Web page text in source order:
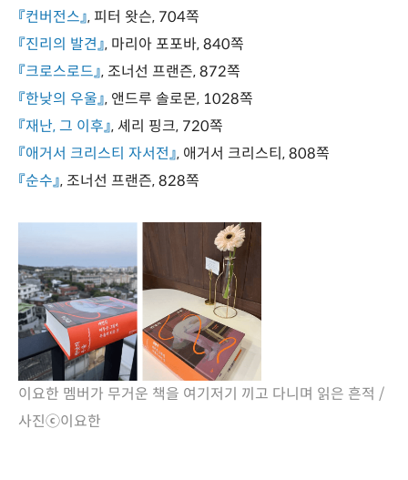
『컨버전스』, 피터 왓슨, 704쪽
『진리의 발견』, 마리아 포포바, 840쪽
『크로스로드』, 조너선 프랜즌, 872쪽
『한낮의 우울』, 앤드루 솔로몬, 1028쪽
『재난, 그 이후』, 셰리 핑크, 720쪽
『애거서 크리스티 자서전』, 애거서 크리스티, 808쪽
『순수』, 조너선 프랜즌, 828쪽
이요한 멤버가 무거운 책을 여기저기 끼고 다니며 읽은 흔적 /
사진ⓒ이요한